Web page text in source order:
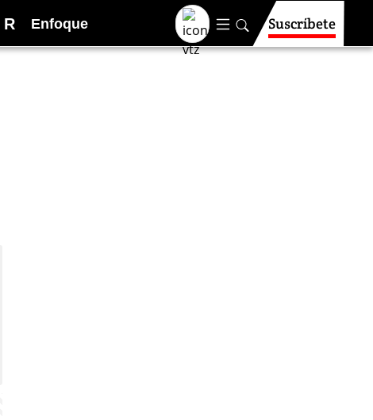
R Enfoque Suscríbete